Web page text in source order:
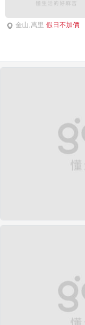
金山,萬里 假日不加價